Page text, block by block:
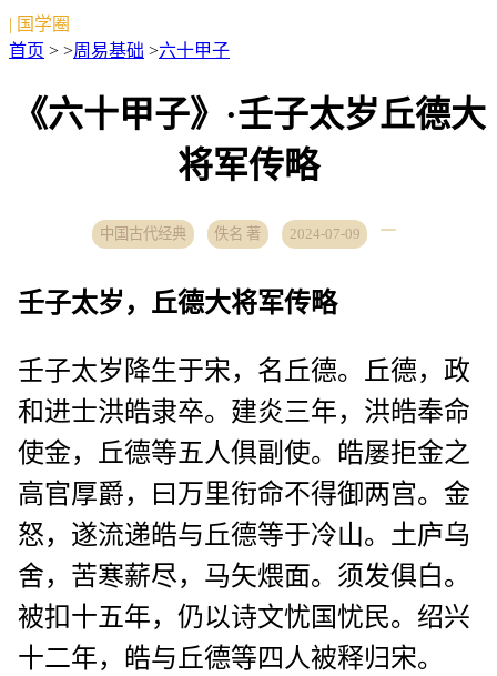
| 国学圈
首页 > >周易基础 >六十甲子
《六十甲子》·壬子太岁丘德大
将军传略
中国古代经典 佚名 著 2024-07-09
壬子太岁，丘德大将军传略
壬子太岁降生于宋，名丘德。丘德，政
和进士洪皓隶卒。建炎三年，洪皓奉命
使金，丘德等五人俱副使。皓屡拒金之
高官厚爵，曰万里衔命不得御两宫。金
怒，遂流递皓与丘德等于冷山。土庐乌
舍，苦寒薪尽，马矢煨面。须发俱白。
被扣十五年，仍以诗文忧国忧民。绍兴
十二年，皓与丘德等四人被释归宋。